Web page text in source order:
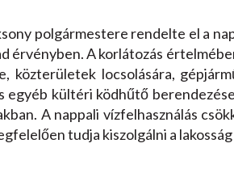
polgármestere rendelte el a
érvényben. A korlátozás
locsolására,
kültéri ködhűtő
A nappali vízfelhasználás
tudja kiszolgálni a